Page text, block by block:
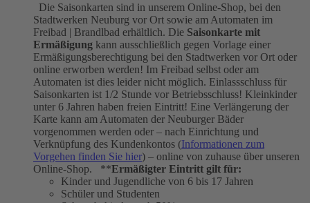
Die Saisonkarten sind in unserem Online-Shop, bei den
Stadtwerken Neuburg vor Ort sowie am Automaten im
Freibad | Brandlbad erhältlich. Die Saisonkarte mit
Ermäßigung kann ausschließlich gegen Vorlage einer
Ermäßigungsberechtigung bei den Stadtwerken vor Ort oder
online erworben werden! Im Freibad selbst oder am
Automaten ist dies leider nicht möglich. Einlassschluss für
Saisonkarten ist 1/2 Stunde vor Betriebsschluss! Kleinkinder
unter 6 Jahren haben freien Eintritt! Eine Verlängerung der
Karte kann am Automaten der Neuburger Bäder
vorgenommen werden oder – nach Einrichtung und
Verknüpfung des Kundenkontos (Informationen zum
Vorgehen finden Sie hier) – online von zuhause über unseren
Online-Shop. **Ermäßigter Eintritt gilt für:
Kinder und Jugendliche von 6 bis 17 Jahren
Schüler und Studenten